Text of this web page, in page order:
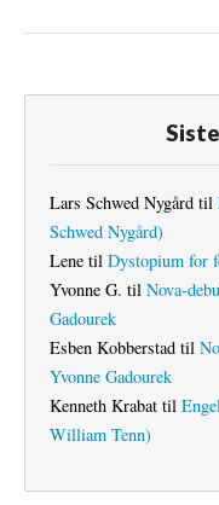
Lars Schwed Nygård til
Schwed Nygård)
Lene til Dystopium for
Yvonne G. til Nova-
Gadourek
Esben Kobberstad til
Yvonne Gadourek
Kenneth Krabat til
William Tenn)